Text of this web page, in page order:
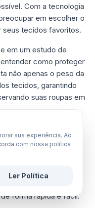
Com a tecnologia
em escolher o
seus tecidos favoritos.
em um estudo de
como proteger
não apenas o peso da
tecidos, garantindo
suas roupas em
a tecnologia
dos alérgenos, e a
6 movimentos de
de roupa.
tecnologia Smart
forma rápida e fácil.
sua experiência. Ao
com nossa política
Ler Política